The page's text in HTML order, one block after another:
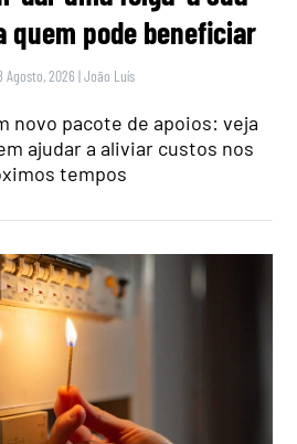
quem pode beneficiar
Agosto, 2026 |João Luís
novo pacote de apoios: veja
ajudar a aliviar custos nos
tempos